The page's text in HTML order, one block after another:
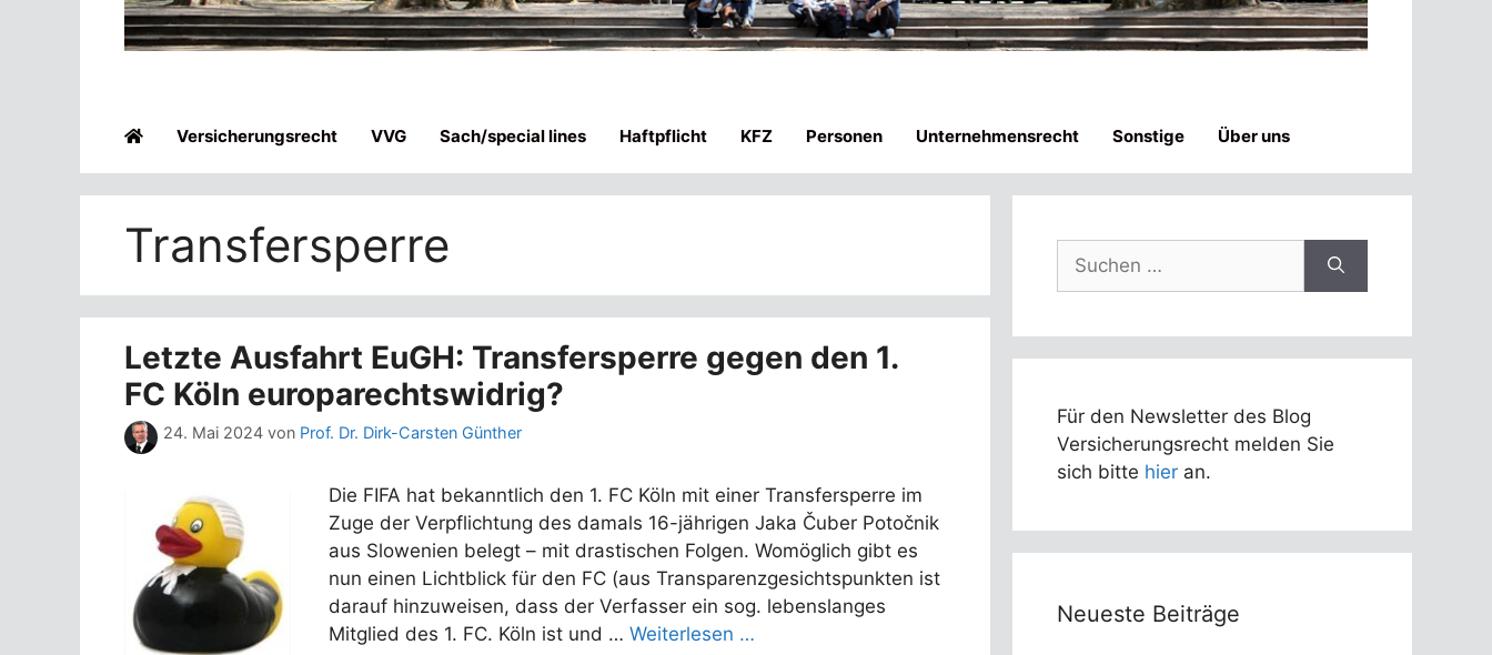
Versicherungsrecht VVG Sach/special lines Haftpflicht KFZ Personen Unternehmensrecht Sonstige Über uns
Transfersperre
Letzte Ausfahrt EuGH: Transfersperre gegen den 1.
FC Köln europarechtswidrig?
24. Mai 2024 von Prof. Dr. Dirk-Carsten Günther
Die FIFA hat bekanntlich den 1. FC Köln mit einer Transfersperre im
Zuge der Verpflichtung des damals 16-jährigen Jaka Čuber Potočnik
aus Slowenien belegt – mit drastischen Folgen. Womöglich gibt es
nun einen Lichtblick für den FC (aus Transparenzgesichtspunkten ist
darauf hinzuweisen, dass der Verfasser ein sog. lebenslanges
Mitglied des 1. FC. Köln ist und … Weiterlesen …
nach:
Für den Newsletter des Blog
Versicherungsrecht melden Sie
sich bitte hier an.
Neueste Beiträge